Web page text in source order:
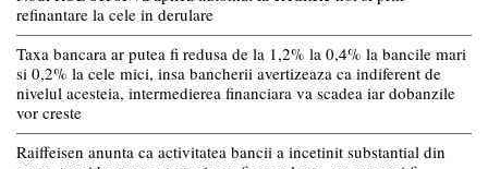
refinantare la cele in derulare
Taxa bancara ar putea fi redusa de la 1,2% la 0,4% la bancile mari
si 0,2% la cele mici, insa bancherii avertizeaza ca indiferent de
nivelul acesteia, intermedierea financiara va scadea iar dobanzile
vor creste
Raiffeisen anunta ca activitatea bancii a incetinit substantial din